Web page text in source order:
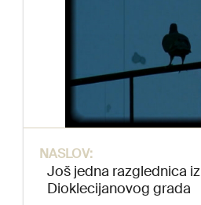
NASLOV:
Još jedna razglednica iz
Dioklecijanovog grada